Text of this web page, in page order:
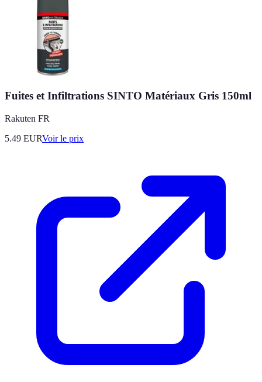
Fuites et Infiltrations SINTO Matériaux Gris 150ml
Rakuten FR
5.49 EURVoir le prix